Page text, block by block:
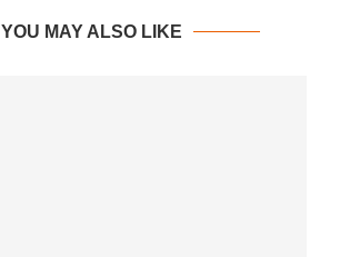
YOU MAY ALSO LIKE